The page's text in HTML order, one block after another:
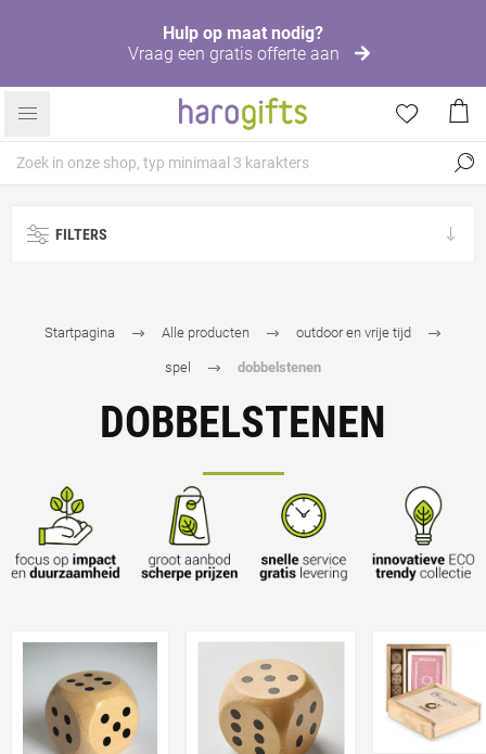
Hulp op maat nodig?
Vraag een gratis offerte aan
FILTERS
Startpagina Alle producten outdoor en vrije tijd
spel dobbelstenen
DOBBELSTENEN